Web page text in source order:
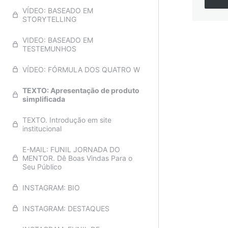
VÍDEO: BASEADO EM
STORYTELLING
VIDEO: BASEADO EM
TESTEMUNHOS
VÍDEO: FÓRMULA DOS QUATRO W
TEXTO: Apresentação de produto
simplificada
TEXTO. Introdução em site
institucional
E-MAIL: FUNIL JORNADA DO
MENTOR. Dê Boas Vindas Para o
Seu Público
INSTAGRAM: BIO
INSTAGRAM: DESTAQUES